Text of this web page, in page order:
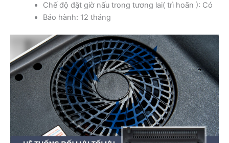
Chế độ đặt giờ nấu trong tương lai( trì hoãn ): Có
Bảo hành: 12 tháng